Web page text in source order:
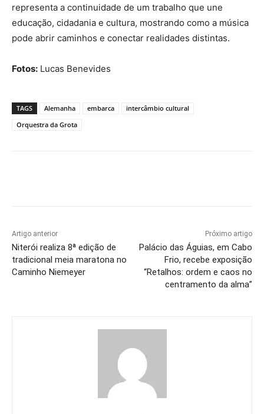
representa a continuidade de um trabalho que une
educação, cidadania e cultura, mostrando como a música
pode abrir caminhos e conectar realidades distintas.
Fotos: Lucas Benevides
TAGS Alemanha embarca
intercâmbio cultural
Orquestra da Grota
Artigo anterior
Niterói realiza 8ª edição de
tradicional meia maratona no
Caminho Niemeyer
Próximo artigo
Palácio das Águias, em Cabo
Frio, recebe exposição
“Retalhos: ordem e caos no
centramento da alma”